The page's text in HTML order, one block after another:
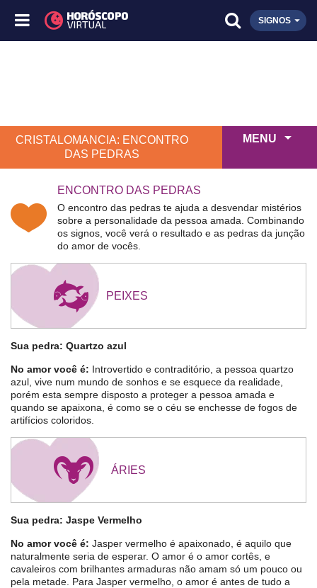
SIGNOS
CRISTALOMANCIA: ENCONTRO
DAS PEDRAS
MENU
ENCONTRO DAS PEDRAS
O encontro das pedras te ajuda a desvendar mistérios
sobre a personalidade da pessoa amada. Combinando
os signos, você verá o resultado e as pedras da junção
do amor de vocês.
PEIXES
Sua pedra: Quartzo azul
No amor você é: Introvertido e contraditório, a pessoa quartzo
azul, vive num mundo de sonhos e se esquece da realidade,
porém esta sempre disposto a proteger a pessoa amada e
quando se apaixona, é como se o céu se enchesse de fogos de
artifícios coloridos.
ÁRIES
Sua pedra: Jaspe Vermelho
No amor você é: Jasper vermelho é apaixonado, é aquilo que
naturalmente seria de esperar. O amor é o amor cortês, e
cavaleiros com brilhantes armaduras não amam só um pouco ou
pela metade. Para Jasper vermelho, o amor é antes de tudo a